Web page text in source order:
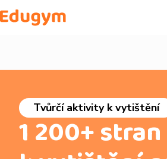
Tvůrčí aktivity k vytištění
1 200+